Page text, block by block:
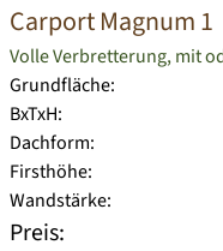
Carport Magnum 1
Volle Verbretterung, mit
Grundfläche:
BxTxH:
Dachform:
Firsthöhe:
Wandstärke:
Preis: